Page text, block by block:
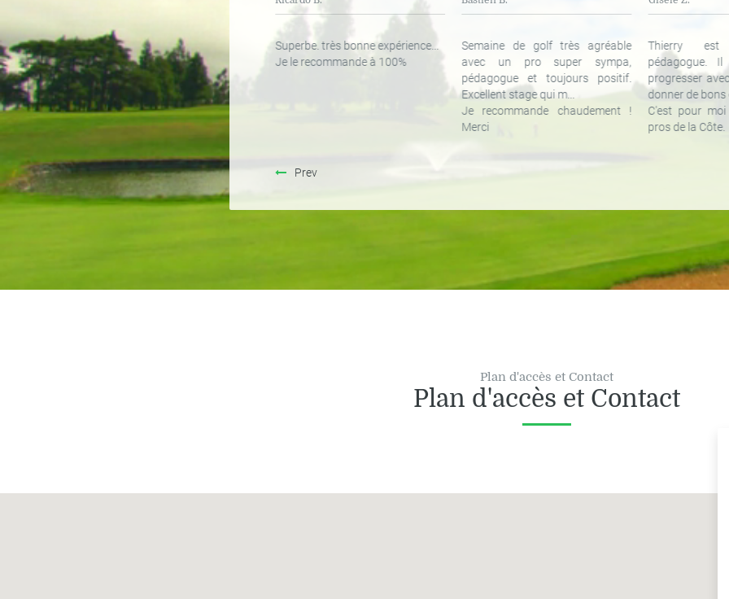
de stage qui
la
Excellent cours de golf.. je
recommande vivement .....
Superbe. très bonne expérience...
Je le recommande à 100%
Semaine de golf très agréable
avec un pro super sympa,
pédagogue et toujours positif.
Excellent stage qui m...
Je recommande chaudement !
Merci
Thierry
pédagogue.
progresser
donner de bons
C'est pour
pros de la Côte.
Prev
Plan d'accès et Contact
Plan d'accès et Contact